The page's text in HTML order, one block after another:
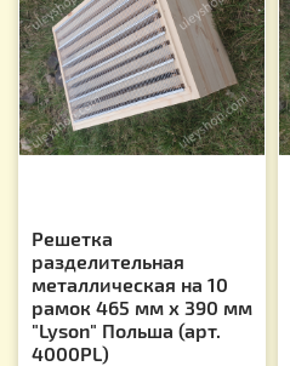
Решетка
разделительная
металлическая на 10
рамок 465 мм х 390 мм
"Lyson" Польша (арт.
4000PL)